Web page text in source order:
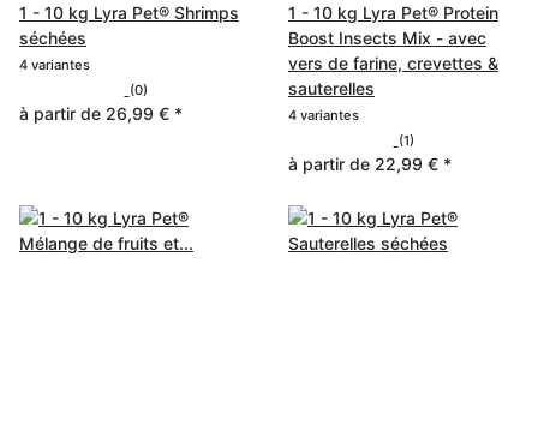
1 - 10 kg Lyra Pet® Shrimps
séchées
4 variantes
(0)
à partir de 26,99 € *
1 - 10 kg Lyra Pet® Protein
Boost Insects Mix - avec
vers de farine, crevettes &
sauterelles
4 variantes
(1)
à partir de 22,99 € *